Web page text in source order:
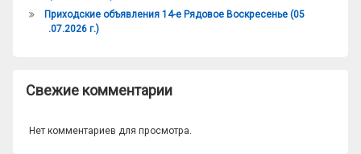
Приходские объявления 14-е Рядовое Воскресенье (05
.07.2026 г.)
Свежие комментарии
Нет комментариев для просмотра.